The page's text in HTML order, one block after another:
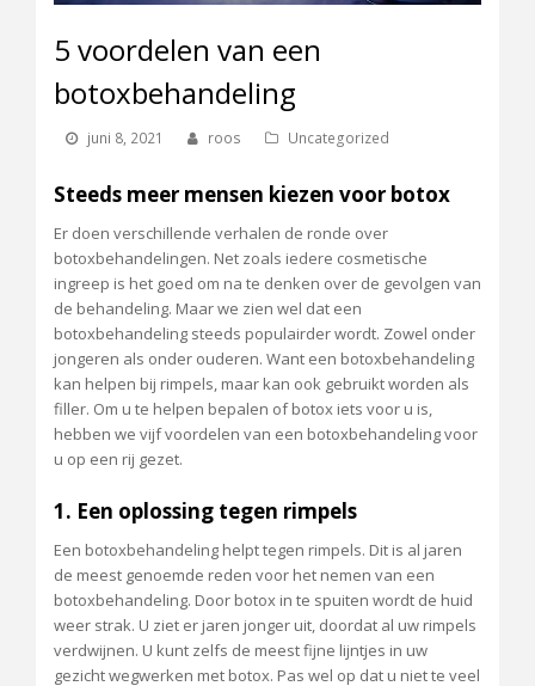
5 voordelen van een
botoxbehandeling
juni 8, 2021 roos Uncategorized
Steeds meer mensen kiezen voor botox
Er doen verschillende verhalen de ronde over
botoxbehandelingen. Net zoals iedere cosmetische
ingreep is het goed om na te denken over de gevolgen van
de behandeling. Maar we zien wel dat een
botoxbehandeling steeds populairder wordt. Zowel onder
jongeren als onder ouderen. Want een botoxbehandeling
kan helpen bij rimpels, maar kan ook gebruikt worden als
filler. Om u te helpen bepalen of botox iets voor u is,
hebben we vijf voordelen van een botoxbehandeling voor
u op een rij gezet.
1. Een oplossing tegen rimpels
Een botoxbehandeling helpt tegen rimpels. Dit is al jaren
de meest genoemde reden voor het nemen van een
botoxbehandeling. Door botox in te spuiten wordt de huid
weer strak. U ziet er jaren jonger uit, doordat al uw rimpels
verdwijnen. U kunt zelfs de meest fijne lijntjes in uw
gezicht wegwerken met botox. Pas wel op dat u niet te veel